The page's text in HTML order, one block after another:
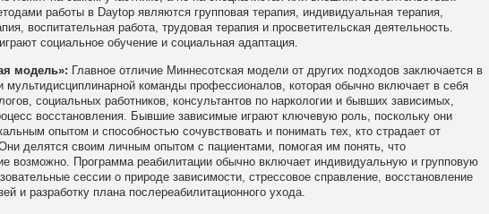
работы в Daytop являются групповая терапия, индивидуальная терапия,
воспитательная работа, трудовая терапия и просветительская деятельность.
социальное обучение и социальная адаптация.
модель»: Главное отличие Миннесотская модели от других подходов заключается в
мультидисциплинарной команды профессионалов, которая обычно включает в себя
социальных работников, консультантов по наркологии и бывших зависимых,
восстановления. Бывшие зависимые играют ключевую роль, поскольку они
опытом и способностью сочувствовать и понимать тех, кто страдает от
делятся своим личным опытом с пациентами, помогая им понять, что
возможно. Программа реабилитации обычно включает индивидуальную и групповую
сессии о природе зависимости, стрессовое справление, восстановление
и разработку плана послереабилитационного ухода.